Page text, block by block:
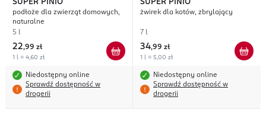
SUPER PINIO
podłoże dla zwierząt domowych,
naturalne
5 l
22,99 zł
1 l = 4,60 zł
Niedostępny online
Sprawdź dostępność w
drogerii
SUPER PINIO
żwirek dla kotów, zbrylający
7 l
34,99 zł
1 l = 5,00 zł
Niedostępny online
Sprawdź dostępność w
drogerii